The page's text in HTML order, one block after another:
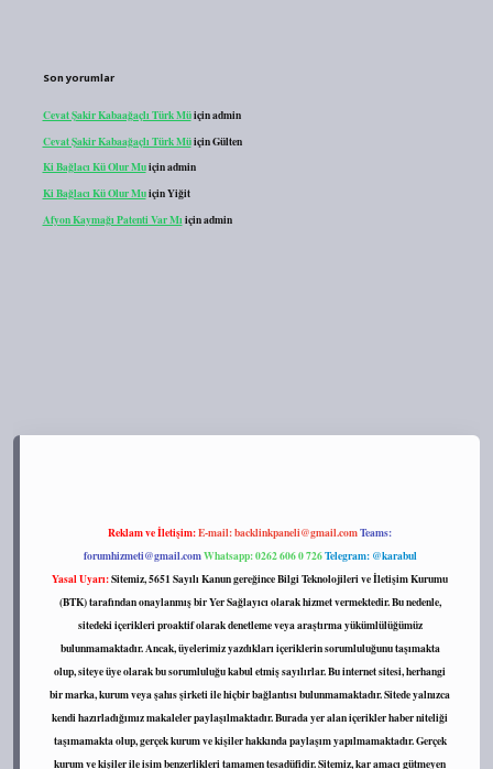
Son yorumlar
Cevat Şakir Kabaağaçlı Türk Müiçinadmin
Cevat Şakir Kabaağaçlı Türk MüiçinGülten
Ki Bağlacı Kü Olur Muiçinadmin
Ki Bağlacı Kü Olur MuiçinYiğit
Afyon Kaymağı Patenti Var Mı içinadmin
Reklam ve İletişim:E-mail:backlinkpaneli@gmail.comTeams:
forumhizmeti@gmail.comWhatsapp: 0262 606 0 726Telegram: @karabul
Yasal Uyarı:Sitemiz, 5651 Sayılı Kanun gereğince Bilgi Teknolojileri ve İletişim Kurumu
(BTK) tarafından onaylanmış bir Yer Sağlayıcı olarak hizmet vermektedir. Bu nedenle,
sitedeki içerikleri proaktif olarak denetleme veya araştırma yükümlülüğümüz
bulunmamaktadır. Ancak, üyelerimiz yazdıkları içeriklerin sorumluluğunu taşımakta
olup, siteye üye olarak bu sorumluluğu kabul etmiş sayılırlar. Bu internet sitesi, herhangi
bir marka, kurum veya şahıs şirketi ile hiçbir bağlantısı bulunmamaktadır. Sitede yalnızca
kendi hazırladığımız makaleler paylaşılmaktadır. Burada yer alan içerikler haber niteliği
taşımamakta olup, gerçek kurum ve kişiler hakkında paylaşım yapılmamaktadır. Gerçek
kurum ve kişiler ile isim benzerlikleri tamamen tesadüfidir. Sitemiz, kar amacı gütmeyen